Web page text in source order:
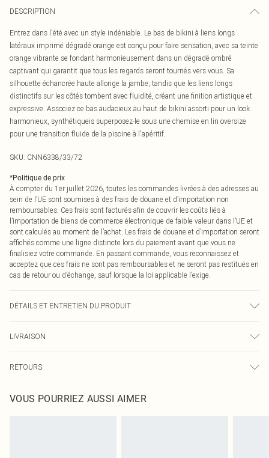
DESCRIPTION
Entrez dans l'été avec un style indéniable. Le bas de bikini à liens longs
latéraux imprimé dégradé orange est conçu pour faire sensation, avec sa teinte
orange vibrante se fondant harmonieusement dans un dégradé ombré
captivant qui garantit que tous les regards seront tournés vers vous. Sa
silhouette échancrée haute allonge la jambe, tandis que les liens longs
distinctifs sur les côtés tombent avec fluidité, créant une finition artistique et
expressive. Associez ce bas audacieux au haut de bikini assorti pour un look
harmonieux, synthétiqueis superposez-le sous une chemise en lin oversize
pour une transition fluide de la piscine à l'apéritif.
SKU: CNN6338/33/72
*Politique de prix
À compter du 1er juillet 2026, toutes les commandes livrées à des adresses au
sein de l’UE sont soumises à des frais de douane et d’importation non
remboursables. Ces frais sont facturés afin de couvrir les coûts liés à
l’importation de biens de commerce électronique de faible valeur dans l’UE et
sont calculés au moment de l’achat. Les frais de douane et d’importation seront
affichés comme une ligne distincte lors du paiement avant que vous ne
finalisiez votre commande. En passant commande, vous reconnaissez et
acceptez que ces frais ne sont pas remboursables et ne seront pas restitués en
cas de retour ou d’échange, sauf lorsque la loi applicable l’exige.
DÉTAILS ET ENTRETIEN DU PRODUIT
la couleur peut déteindre.
LIVRAISON
Livraison express France
Jusqu'à 2-3 jours ouvrables
RETOURS
pour nous retourner un article.
VOUS POURRIEZ AUSSI AIMER